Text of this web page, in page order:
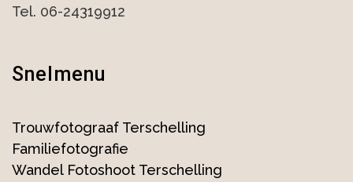
Tel. 06-24319912
Snelmenu
Trouwfotograaf Terschelling
Familiefotografie
Wandel Fotoshoot Terschelling